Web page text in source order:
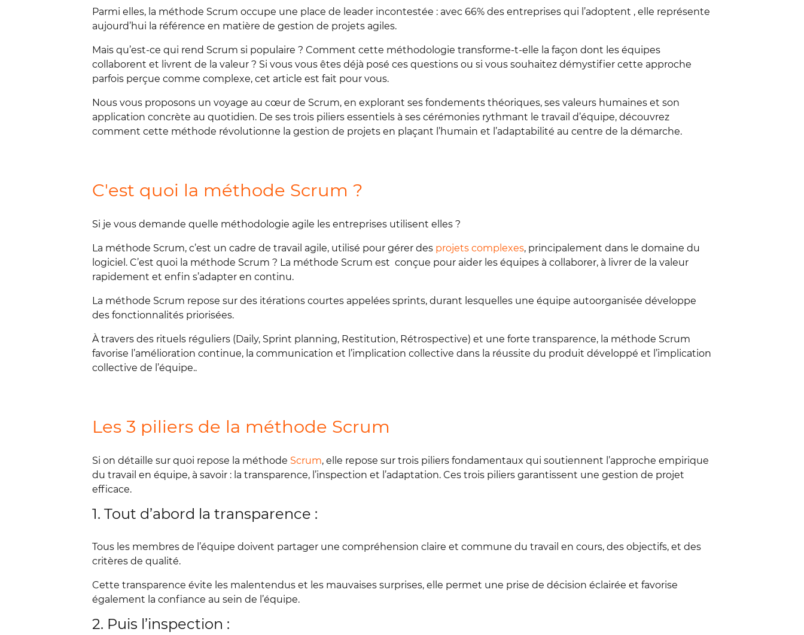
Parmi elles, la méthode Scrum occupe une place de leader incontestée : avec 66% des entreprises qui l’adoptent , elle représente
aujourd’hui la référence en matière de gestion de projets agiles.
Mais qu’est-ce qui rend Scrum si populaire ? Comment cette méthodologie transforme-t-elle la façon dont les équipes
collaborent et livrent de la valeur ? Si vous vous êtes déjà posé ces questions ou si vous souhaitez démystifier cette approche
parfois perçue comme complexe, cet article est fait pour vous.
Nous vous proposons un voyage au cœur de Scrum, en explorant ses fondements théoriques, ses valeurs humaines et son
application concrète au quotidien. De ses trois piliers essentiels à ses cérémonies rythmant le travail d’équipe, découvrez
comment cette méthode révolutionne la gestion de projets en plaçant l’humain et l’adaptabilité au centre de la démarche.
C'est quoi la méthode Scrum ?
Si je vous demande quelle méthodologie agile les entreprises utilisent elles ?
La méthode Scrum, c’est un cadre de travail agile, utilisé pour gérer des projets complexes, principalement dans le domaine du
logiciel. C’est quoi la méthode Scrum ? La méthode Scrum est conçue pour aider les équipes à collaborer, à livrer de la valeur
rapidement et enfin s’adapter en continu.
La méthode Scrum repose sur des itérations courtes appelées sprints, durant lesquelles une équipe autoorganisée développe
des fonctionnalités priorisées.
À travers des rituels réguliers (Daily, Sprint planning, Restitution, Rétrospective) et une forte transparence, la méthode Scrum
favorise l’amélioration continue, la communication et l’implication collective dans la réussite du produit développé et l’implication
collective de l’équipe..
Les 3 piliers de la méthode Scrum
Si on détaille sur quoi repose la méthode Scrum, elle repose sur trois piliers fondamentaux qui soutiennent l’approche empirique
du travail en équipe, à savoir : la transparence, l’inspection et l’adaptation. Ces trois piliers garantissent une gestion de projet
efficace.
1. Tout d’abord la transparence :
Tous les membres de l’équipe doivent partager une compréhension claire et commune du travail en cours, des objectifs, et des
critères de qualité.
Cette transparence évite les malentendus et les mauvaises surprises, elle permet une prise de décision éclairée et favorise
également la confiance au sein de l’équipe.
2. Puis l’inspection :